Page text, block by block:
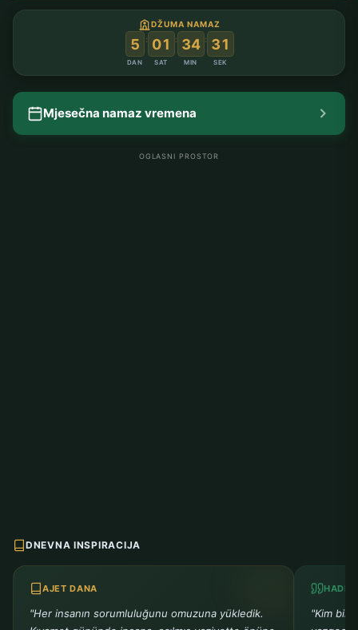
DŽUMA NAMAZ
5
DAN
: 01
SAT
: 34
MIN
: 31
SEK
Mjesečna namaz vremena
OGLASNI PROSTOR
DNEVNA INSPIRACIJA
AJET DANA
"Her insanın sorumluluğunu omuzuna yükledik.
HADIS
"Kim bir